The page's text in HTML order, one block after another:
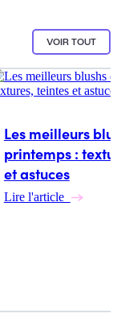
VOIR TOUT
Les meilleurs
printemps :
et astuces
Lire l'article